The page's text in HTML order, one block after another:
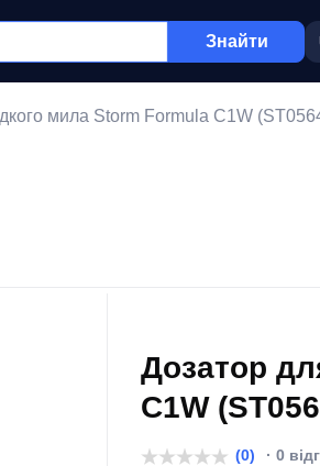
Знайти
мила Storm Formula C1W
Дозатор
C1W
(0) · 0